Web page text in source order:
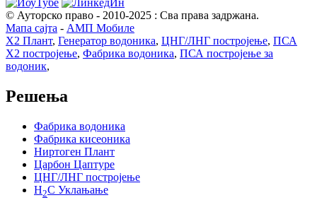
© Ауторско право - 2010-2025 : Сва права задржана.
Мапа сајта - АМП Мобиле
Х2 Плант, Генератор водоника, ЦНГ/ЛНГ постројење, ПСА
Х2 постројење, Фабрика водоника, ПСА постројење за
водоник,
Решења
Фабрика водоника
Фабрика кисеоника
Ниртоген Плант
Царбон Цаптуре
ЦНГ/ЛНГ постројење
H2С Уклањање